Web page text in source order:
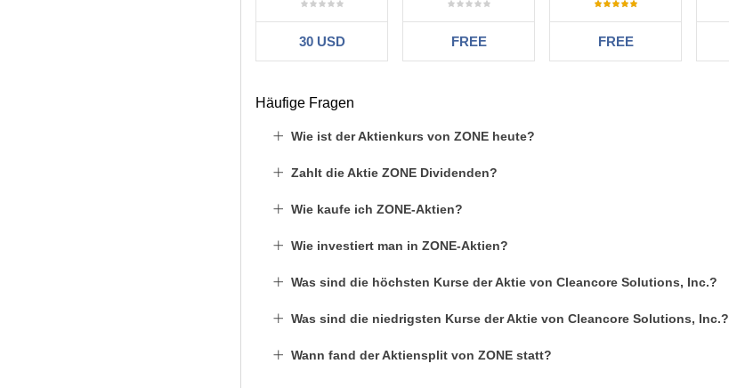
30 USD FREE FREE
Häufige Fragen
Wie ist der Aktienkurs von ZONE heute?
Zahlt die Aktie ZONE Dividenden?
Wie kaufe ich ZONE-Aktien?
Wie investiert man in ZONE-Aktien?
Was sind die höchsten Kurse der Aktie von Cleancore Solutions, Inc.?
Was sind die niedrigsten Kurse der Aktie von Cleancore Solutions, Inc.?
Wann fand der Aktiensplit von ZONE statt?